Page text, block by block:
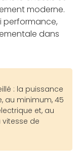
moderne.
performance,
dans
: la puissance
au minimum, 45
et, au
de